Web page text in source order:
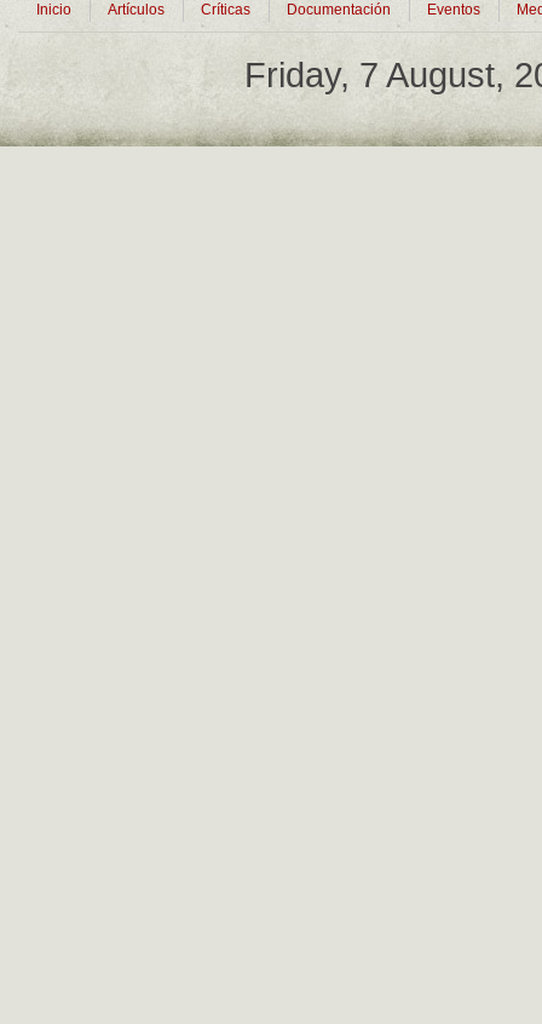
Inicio Artículos Críticas Documentación Eventos
Friday, 7 August,